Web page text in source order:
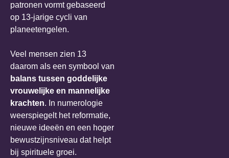
patronen vormt gebaseerd
op 13-jarige cycli van
planeetengelen.
Veel mensen zien 13
daarom als een symbool van
balans tussen goddelijke
vrouwelijke en mannelijke
krachten. In numerologie
weerspiegelt het reformatie,
nieuwe ideeën en een hoger
bewustzijnsniveau dat helpt
bij spirituele groei.